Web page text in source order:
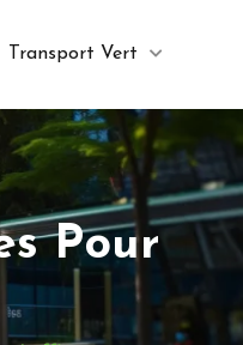
Transport Vert
Pour